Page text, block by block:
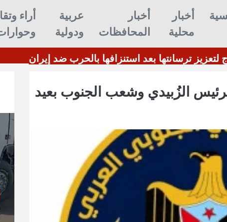
أخبار
محلية
أخبار
المحافظات
عربية
ودولية
أراء
تحتاج لتعزيز ترسانتها بعد استنزافها بالحرب ضد
الزُبيدي وشعب الجنوب بعيد